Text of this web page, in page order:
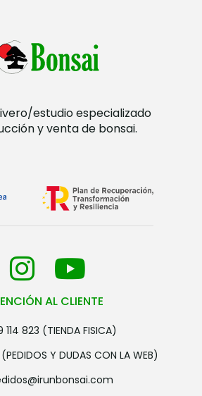
estudio especializado
y venta de bonsai.
AL CLIENTE
114 823 (TIENDA FISICA)
Y DUDAS CON LA WEB)